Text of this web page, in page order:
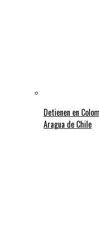
Detienen en
Aragua de Chile